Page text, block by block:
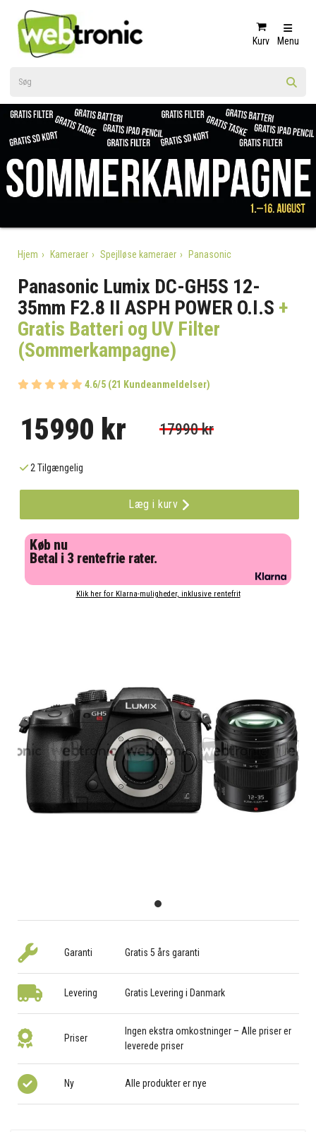
Kurv Menu
Hjem Kameraer Spejlløse kameraer Panasonic
Panasonic Lumix DC-GH5S 12-
35mm F2.8 II ASPH POWER O.I.S +
Gratis Batteri og UV Filter
(Sommerkampagne)
4.6/5 (21 Kundeanmeldelser)
15990 kr 17990 kr
2 Tilgængelig
Læg i kurv
Køb nu
Betal i 3 rentefrie rater.
Klik her for Klarna-muligheder, inklusive rentefrit
Garanti Gratis 5 års garanti
Levering Gratis Levering i Danmark
Priser
Ingen ekstra omkostninger – Alle priser er
leverede priser
Ny Alle produkter er nye